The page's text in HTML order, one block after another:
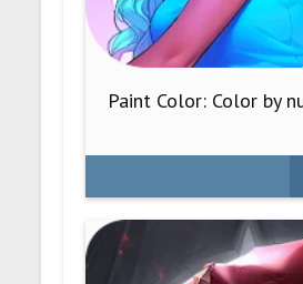
Paint Color: Color by